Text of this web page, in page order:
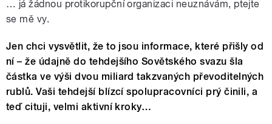
… já žádnou protikorupční organizaci neuznávám, ptejte
se mě vy.
Jen chci vysvětlit, že to jsou informace, které přišly od
ní – že údajně do tehdejšího Sovětského svazu šla
částka ve výši dvou miliard takzvaných převoditelných
rublů. Vaši tehdejší blízcí spolupracovníci prý činili, a
teď cituji, velmi aktivní kroky…